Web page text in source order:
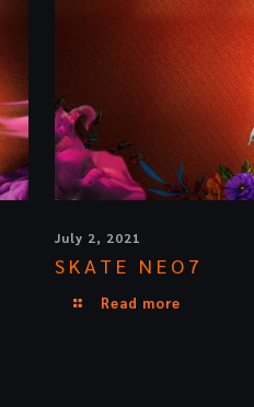
July 2, 2021
SKATE NEO7
Read more